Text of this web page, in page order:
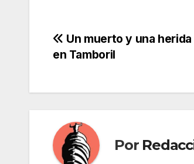
Navegación
entradas
Un muerto y una
en Tamboril
Por